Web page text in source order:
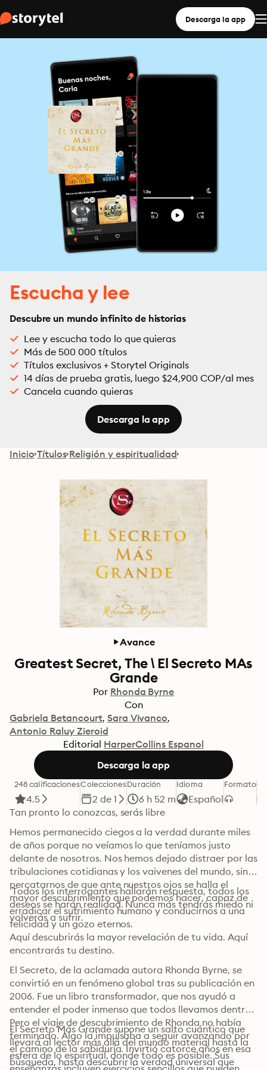
Descarga la app
Escucha y lee
Descubre un mundo infinito de historias
Lee y escucha todo lo que quieras
Más de 500 000 títulos
Títulos exclusivos + Storytel Originals
14 días de prueba gratis, luego $24,900 COP/al mes
Cancela cuando quieras
Descarga la app
Inicio Títulos Religión y espiritualidad
Avance
Greatest Secret, The \ El Secreto MAs
Grande
Por Rhonda Byrne
Con
Gabriela Betancourt Sara Vivanco
Antonio Raluy Zieroid
Editorial HarperCollins Espanol
Descarga la app
248 calificaciones
4.5
Colecciones
2 de 1
Duración
6 h 52 m
Idioma
Español
Formato
Tan pronto lo conozcas, serás libre
Hemos permanecido ciegos a la verdad durante miles
de años porque no veíamos lo que teníamos justo
delante de nosotros. Nos hemos dejado distraer por las
tribulaciones cotidianas y los vaivenes del mundo, sin
percatarnos de que ante nuestros ojos se halla el
mayor descubrimiento que podemos hacer, capaz de
erradicar el sufrimiento humano y conducirnos a una
felicidad y un gozo eternos.
Todos los interrogantes hallarán respuesta, todos los
deseos se harán realidad. Nunca más tendrás miedo ni
volverás a sufrir.
Aquí descubrirás la mayor revelación de tu vida. Aquí
encontrarás tu destino.
El Secreto, de la aclamada autora Rhonda Byrne, se
convirtió en un fenómeno global tras su publicación en
2006. Fue un libro transformador, que nos ayudó a
entender el poder inmenso que todos llevamos dentro.
Pero el viaje de descubrimiento de Rhonda no había
terminado. Algo la impulsaba a seguir avanzando por
el camino de la sabiduría. Invirtió catorce años en esa
búsqueda, hasta descubrir la verdad universal que
El Secreto Más Grande supone un salto cuántico que
llevará al lector más allá del mundo material hasta la
esfera de lo espiritual, donde todo es posible. Sus